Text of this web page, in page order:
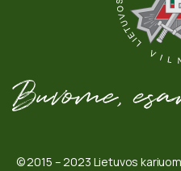
© 2015 – 2023 Lietuvos